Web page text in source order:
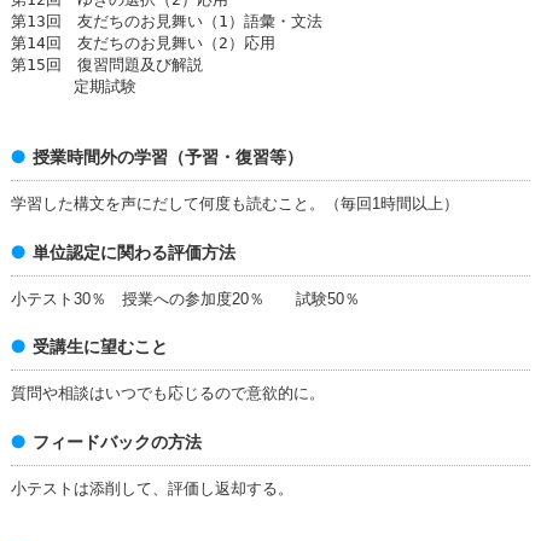
第13回 友だちのお見舞い（1）語彙・文法
第14回 友だちのお見舞い（2）応用
第15回 復習問題及び解説
定期試験
授業時間外の学習（予習・復習等）
学習した構文を声にだして何度も読むこと。（毎回1時間以上）
単位認定に関わる評価方法
小テスト30％ 授業への参加度20％ 試験50％
受講生に望むこと
質問や相談はいつでも応じるので意欲的に。
フィードバックの方法
小テストは添削して、評価し返却する。